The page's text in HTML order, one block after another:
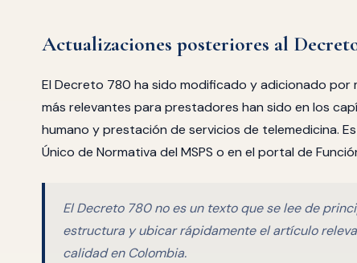
Actualizaciones posteriores al
El Decreto 780 ha sido modificado y adicionado por
más relevantes para prestadores han sido en los
humano y prestación de servicios de telemedicina.
Único de Normativa del MSPS o en el portal de
El Decreto 780 no es un texto que se lee de
estructura y ubicar rápidamente el artículo
calidad en Colombia.